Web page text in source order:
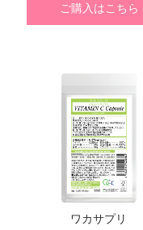
ご購入はこちら
ワカサプリ